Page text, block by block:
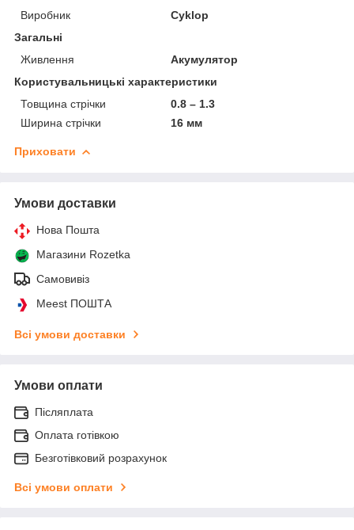
Виробник
Cyklop
Загальні
Живлення
Акумулятор
Користувальницькі характеристики
Товщина стрічки
0.8 – 1.3
Ширина стрічки
16 мм
Приховати
Умови доставки
Нова Пошта
Магазини Rozetka
Самовивіз
Meest ПОШТА
Всі умови доставки
Умови оплати
Післяплата
Оплата готівкою
Безготівковий розрахунок
Всі умови оплати